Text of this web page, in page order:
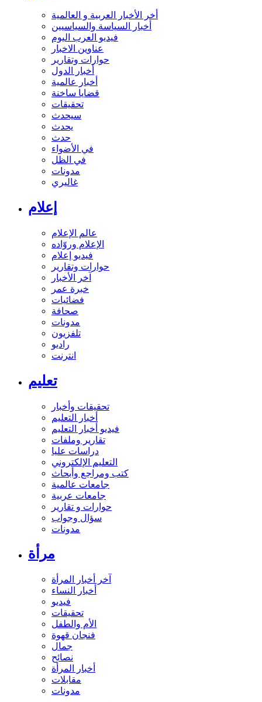
أخر الأخبار العربية و العالمية
أخبار السياسة والسياسيين
فيديو العرب اليوم
عناوين الاخبار
حوارات وتقارير
أخبار الدول
أخبار عالمية
قضايا ساخنة
تحقيقات
سيحدث
يحدث
حدث
في الأضواء
في الظل
مدونات
غاليري
إعلام
عالم الإعلام
الإعلام وروّاده
فيديو إعلام
حوارات وتقارير
آخر الأخبار
خبرة عمر
فضائيات
صحافة
مدونات
تلفزيون
راديو
انترنت
تعليم
تحقيقات وأخبار
أخبار التعليم
فيديو أخبار التعليم
تقارير وملفات
دراسات عليا
التعليم الإلكتروني
كتب ومراجع وأبحاث
جامعات عالمية
جامعات عربية
حوارات و تقارير
سؤال وجواب
مدونات
مرأة
آخر أخبار المرأة
أخبار النساء
فيديو
تحقيقات
الأم والطفل
فنجان قهوة
جمال
نصائح
أخبار المرأة
مقابلات
مدونات